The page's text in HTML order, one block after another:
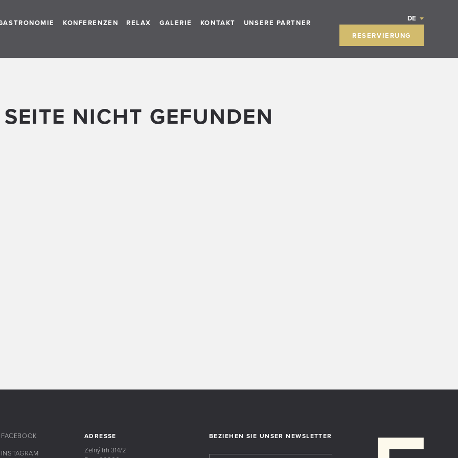
DE
RESERVIERUNG
KONFERENZEN RELAX GALERIE KONTAKT UNSERE PARTNER
NICHT GEFUNDEN
FACEBOOK
INSTAGRAM
ADRESSE
Zelný trh 314/2
BEZIEHEN SIE UNSER NEWSLETTER